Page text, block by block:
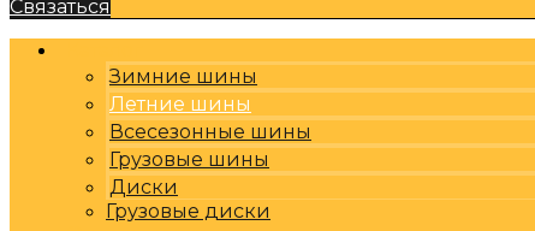
Связаться
Зимние шины
Летние шины
Всесезонные шины
Грузовые шины
Диски
Грузовые диски